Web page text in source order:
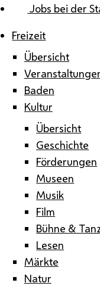
Jobs bei der
Freizeit
Übersicht
Baden
Kultur
Übersicht
Geschichte
Förderungen
Museen
Musik
Film
Bühne &
Lesen
Märkte
Natur